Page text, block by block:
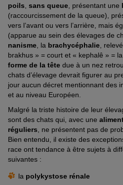
poils sans queue , présentant une
(raccourcissement de la queue),
vers l’avant ou vers l’arrière, mais
(apparue au sein des élevages de
nanisme , la brachycéphalie ,
brakhus » = court et « kephalê » =
forme de la tête due à un nez
chats d’élevage devrait figurer au
jour aucun décret mentionnant des
et au niveau Européen.
Malgré la triste histoire de leur
sont des chats qui, avec une
réguliers , ne présentent pas de
Bien entendu, il existe des
race ont tendance à être sujets à
suivantes :
la polykystose rénale